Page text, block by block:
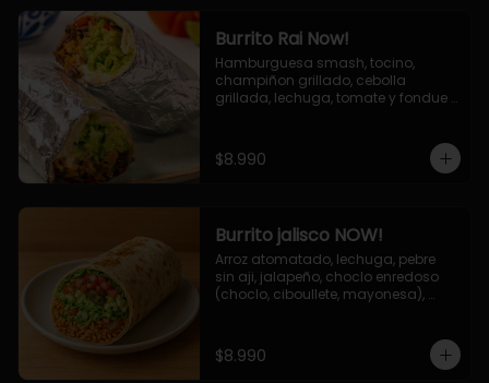
Burrito Rai Now!
Hamburguesa smash, tocino,
champiñon grillado, cebolla
grillada, lechuga, tomate y fondue
$8.990
Burrito jalisco NOW!
Arroz atomatado, lechuga, pebre
sin aji, jalapeño, choclo enredoso
(choclo, ciboullete, mayonesa),
$8.990